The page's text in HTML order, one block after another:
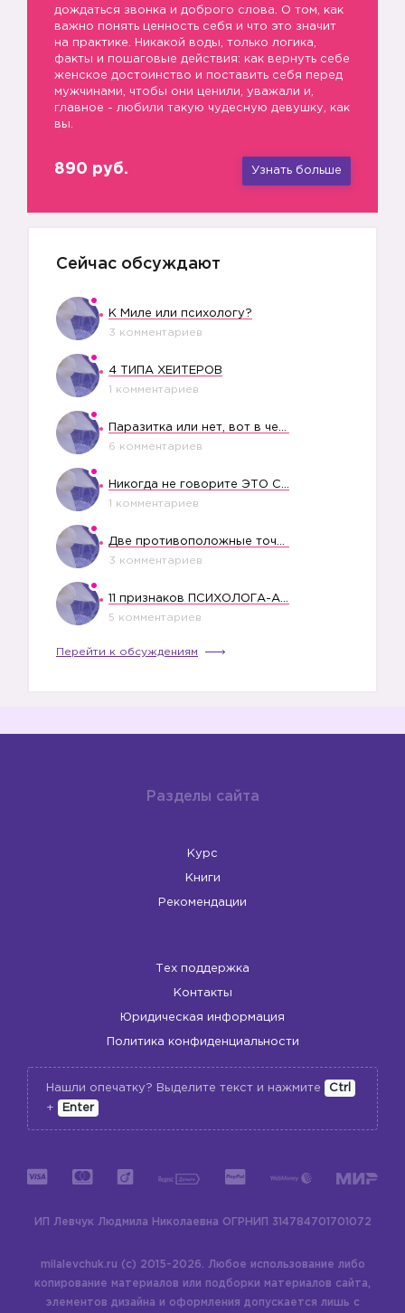
дождаться звонка и доброго слова. О том, как
важно понять ценность себя и что это значит
на практике. Никакой воды, только логика,
факты и пошаговые действия: как вернуть себе
женское достоинство и поставить себя перед
мужчинами, чтобы они ценили, уважали и,
главное - любили такую чудесную девушку, как
вы.
890 руб. Узнать больше
Сейчас обсуждают
К Миле или психологу?
3 комментариев
4 ТИПА ХЕЙТЕРОВ
1 комментариев
6 комментариев
1 комментариев
3 комментариев
5 комментариев
Перейти к обсуждениям
Разделы сайта
Курс
Книги
Рекомендации
Тех поддержка
Контакты
Юридическая информация
Политика конфиденциальности
Нашли опечатку? Выделите текст и нажмите
Ctrl
+
Enter
ИП Левчук Людмила Николаевна ОГРНИП 314784701701072
milalevchuk.ru (c) 2015-2026.
Любое использование либо
копирование материалов или подборки материалов сайта,
элементов дизайна и оформления допускается лишь с